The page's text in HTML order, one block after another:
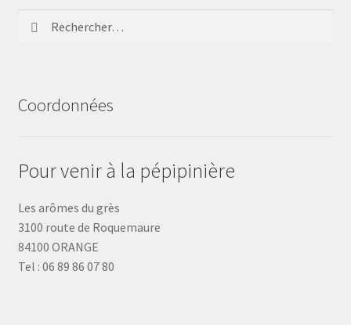
Coordonnées
Pour venir à la pépipinière
Les arômes du grès
3100 route de Roquemaure
84100 ORANGE
Tel : 06 89 86 07 80